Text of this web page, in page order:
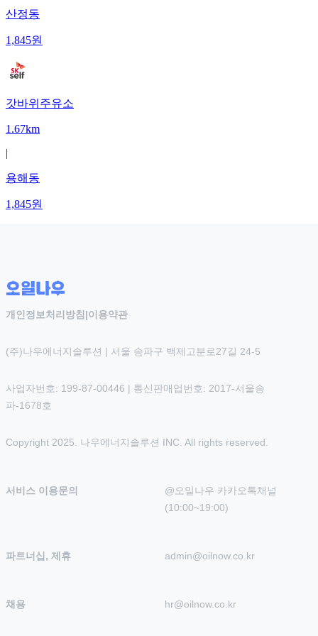
산정동
1,845원
갓바위주유소
1.67km
|
용해동
1,845원
개인정보처리방침 |이용약관
(주)나우에너지솔루션 | 서울 송파구 백제고분로27길 24-5
사업자번호: 199-87-00446 | 통신판매업번호: 2017-서울송
파-1678호
Copyright 2025. 나우에너지솔루션 INC. All rights reserved.
서비스 이용문의
@오일나우 카카오톡채널
(10:00~19:00)
파트너십, 제휴 admin@oilnow.co.kr
채용 hr@oilnow.co.kr